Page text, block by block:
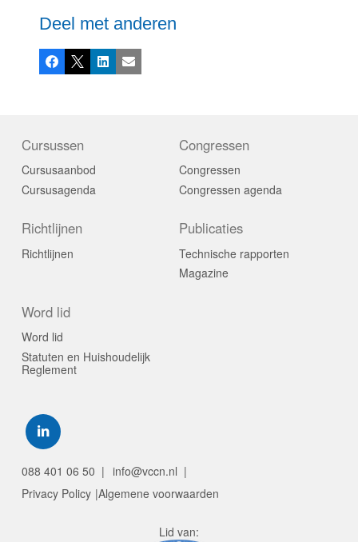
Deel met anderen
Facebook
X LinkedInE-mail
Cursussen
Cursusaanbod
Cursusagenda
Congressen
Congressen
Congressen agenda
Richtlijnen
Richtlijnen
Publicaties
Technische rapporten
Magazine
Word lid
Word lid
Statuten en Huishoudelijk
Reglement
Visit
our
social
media
088 401 06 50
info@vccn.nl
Privacy Policy Algemene voorwaarden
Lid van: